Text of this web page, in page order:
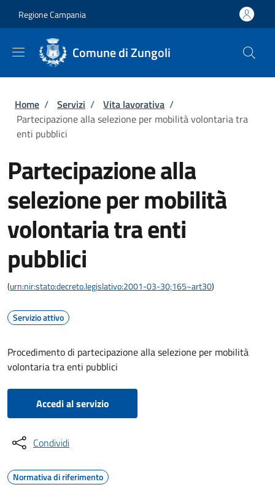
Regione Campania
Comune di Zungoli
Briciole di pane
Home / Servizi / Vita lavorativa /
Partecipazione alla selezione per mobilità volontaria tra
enti pubblici
Partecipazione alla
selezione per mobilità
volontaria tra enti
pubblici
(urn:nir:stato:decreto.legislativo:2001-03-30;165~art30)
Servizio attivo
Procedimento di partecipazione alla selezione per mobilità
volontaria tra enti pubblici
Accedi al servizio
Condividi
Normativa di riferimento